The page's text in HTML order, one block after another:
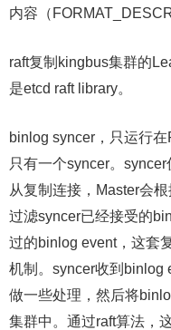
内容（
raft复制kingbus集群的
是etcd raft library。
binlog syncer，只运行
只有一个syncer。
从复制连接，Master会
过滤syncer已经接受的
过的binlog event，这套
机制。syncer收到binlog
做一些处理，然后将
集群中。通过raft算法，